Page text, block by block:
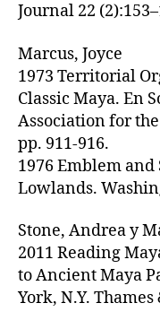
Journal 22
Marcus, Joyce
1973 Territorial
Classic Maya. En
Association for
pp. 911-916.
1976 Emblem and
Lowlands.
Stone, Andrea y
2011 Reading
to Ancient Maya
York, N.Y.